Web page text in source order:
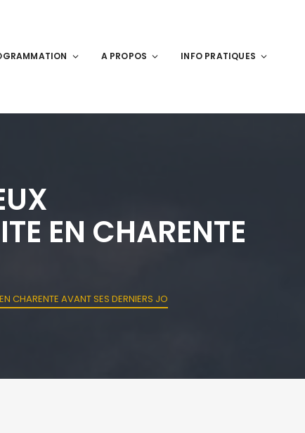
A PROPOS INFO PRATIQUES
EN CHARENTE
CHARENTE AVANT SES DERNIERS JO